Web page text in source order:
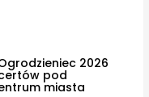
2026
pod
miasta